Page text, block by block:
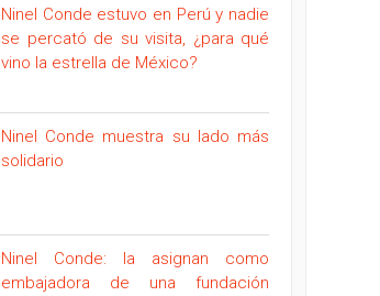
Ninel Conde estuvo en Perú y nadie
se percató de su visita, ¿para qué
vino la estrella de México?
Ninel Conde muestra su lado más
solidario
Ninel Conde: la asignan como
embajadora de una fundación